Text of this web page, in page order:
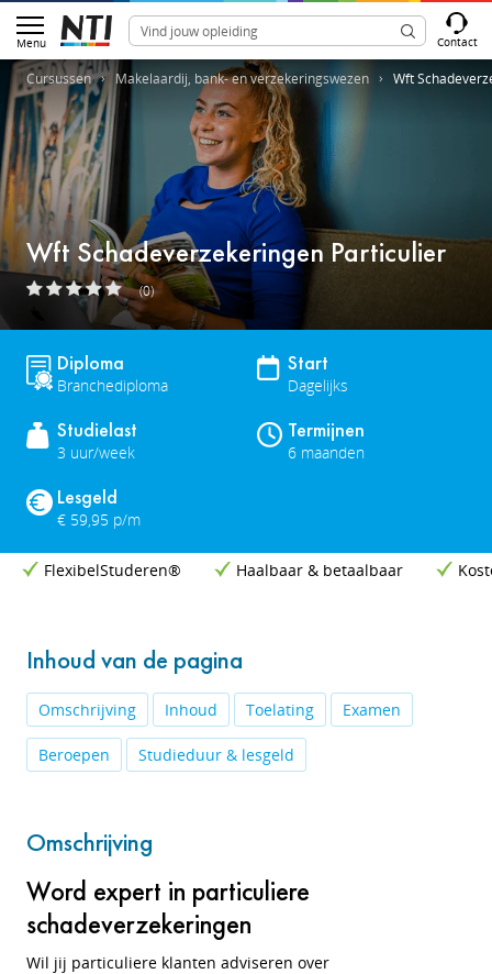
Menu Contact
Cursussen Makelaardij, bank- en verzekeringswezen Wft
Wft Schadeverzekeringen Particulier
(0)
Diploma
Branchediploma
Start
Dagelijks
Studielast
3 uur/week
Termijnen
6 maanden
Lesgeld
€ 59,95 p/m
FlexibelStuderen® Haalbaar & betaalbaar
Inhoud van de pagina
Omschrijving Inhoud Toelating Examen
Beroepen Studieduur & lesgeld
Omschrijving
Word expert in particuliere
schadeverzekeringen
Wil jij particuliere klanten adviseren over